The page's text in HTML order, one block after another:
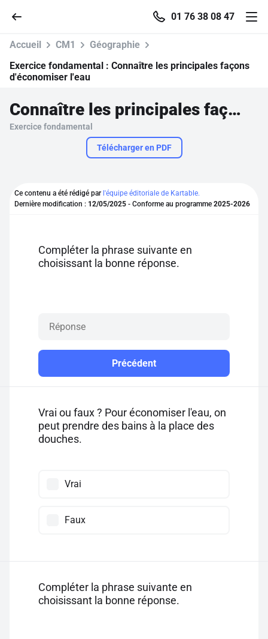
01 76 38 08 47
Parcourir
Se connecter
Pour profiter de 10 contenus offerts.
Accueil CM1
Géographie
Exercice fondamental : Connaître les principales façons
d'économiser l'eau
Connaître les principales façons d'économiser l'eau
Exercice fondamental
Télécharger en PDF
Ce contenu a été rédigé par l'équipe éditoriale de Kartable.
Dernière modification : 12/05/2025 - Conforme au programme 2025-2026
Compléter la phrase suivante en
choisissant la bonne réponse.
Précédent
Vrai ou faux ? Pour économiser l'eau, on
peut prendre des bains à la place des
douches.
Vrai
Faux
Compléter la phrase suivante en
choisissant la bonne réponse.